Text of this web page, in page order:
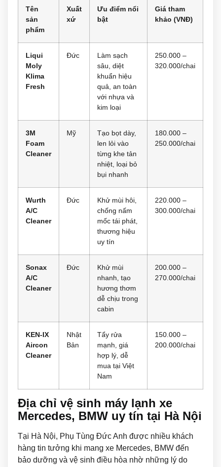
Tên
sản
phẩm
Xuất
xứ
Ưu điểm nổi
bật
Giá tham
khảo (VNĐ)
Liqui
Moly
Klima
Fresh
Đức
Làm sạch
sâu, diệt
khuẩn hiệu
quả, an toàn
với nhựa và
kim loại
250.000 –
320.000/chai
3M
Foam
Cleaner
Mỹ
Tạo bọt dày,
len lỏi vào
từng khe tản
nhiệt, loại bỏ
bụi nhanh
180.000 –
250.000/chai
Wurth
A/C
Cleaner
Đức
Khử mùi hôi,
chống nấm
mốc tái phát,
thương hiệu
uy tín
220.000 –
300.000/chai
Sonax
A/C
Cleaner
Đức
Khử mùi
nhanh, tạo
hương thơm
dễ chịu trong
cabin
200.000 –
270.000/chai
KEN-IX
Aircon
Cleaner
Nhật
Bản
Tẩy rửa
mạnh, giá
hợp lý, dễ
mua tại Việt
Nam
150.000 –
200.000/chai
Địa chỉ vệ sinh máy lạnh xe
Mercedes, BMW uy tín tại Hà Nội
Tại Hà Nội, Phụ Tùng Đức Anh được nhiều khách
hàng tin tưởng khi mang xe Mercedes, BMW đến
bảo dưỡng và vệ sinh điều hòa nhờ những lý do